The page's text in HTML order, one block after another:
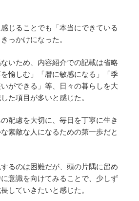
じることでも「本当にできている
っかけになった。
いため、内容紹介での記載は省略
愉しむ」「暦に敏感になる」「季
ができる」等、日々の暮らしを大
た項目が多いと感じた。
配慮を大切に、毎日を丁寧に生き
素敵な人になるための第一歩だと
るのは困難だが、頭の片隅に留め
意識を向けてみることで、少しず
していきたいと感じた。